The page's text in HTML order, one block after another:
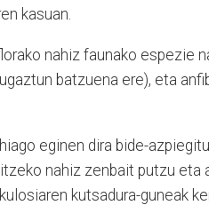
kasuan.
nahiz faunako espezie
batzuena ere), eta
eginen dira bide-
nahiz zenbait putzu eta
kutsadura-guneak